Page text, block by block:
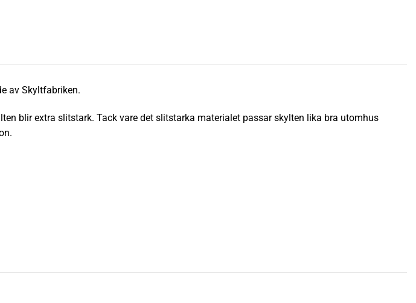
av Skyltfabriken.
blir extra slitstark. Tack vare det slitstarka materialet passar skylten lika bra utomhus